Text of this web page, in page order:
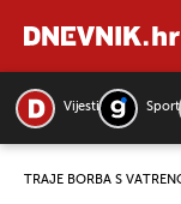
Vijesti Sport
TRAJE BORBA S
PRETRAŽITE VIJESTI